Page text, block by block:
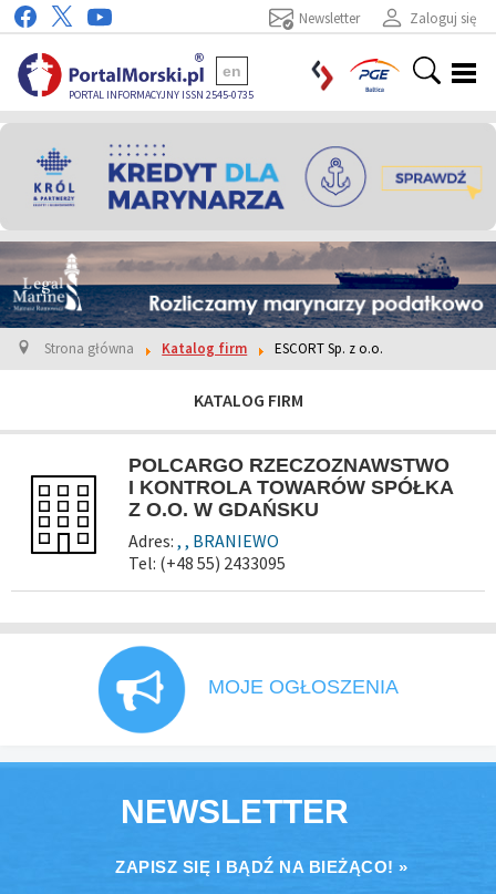
Zaloguj się
Newsletter
PORTAL INFORMACYJNY ISSN 2545-0735
en
Strona główna Katalog firm ESCORT Sp. z o.o.
KATALOG FIRM
POLCARGO RZECZOZNAWSTWO
I KONTROLA TOWARÓW SPÓŁKA
Z O.O. W GDAŃSKU
Adres: , , BRANIEWO
Tel: (+48 55) 2433095
MOJE OGŁOSZENIA
NEWSLETTER
ZAPISZ SIĘ I BĄDŹ NA BIEŻĄCO! »